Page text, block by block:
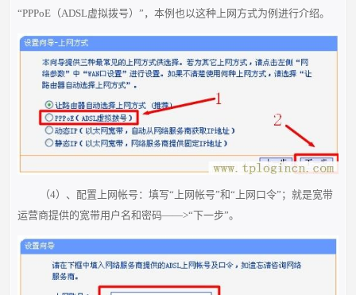
“PPPoE（ADSL虚拟拨号）”，本例也以这种上网方式为例进行介绍。
（4）、配置上网帐号：填写“上网帐号”和“上网口令”；就是宽带
运营商提供的宽带用户名和密码——>“下一步”。